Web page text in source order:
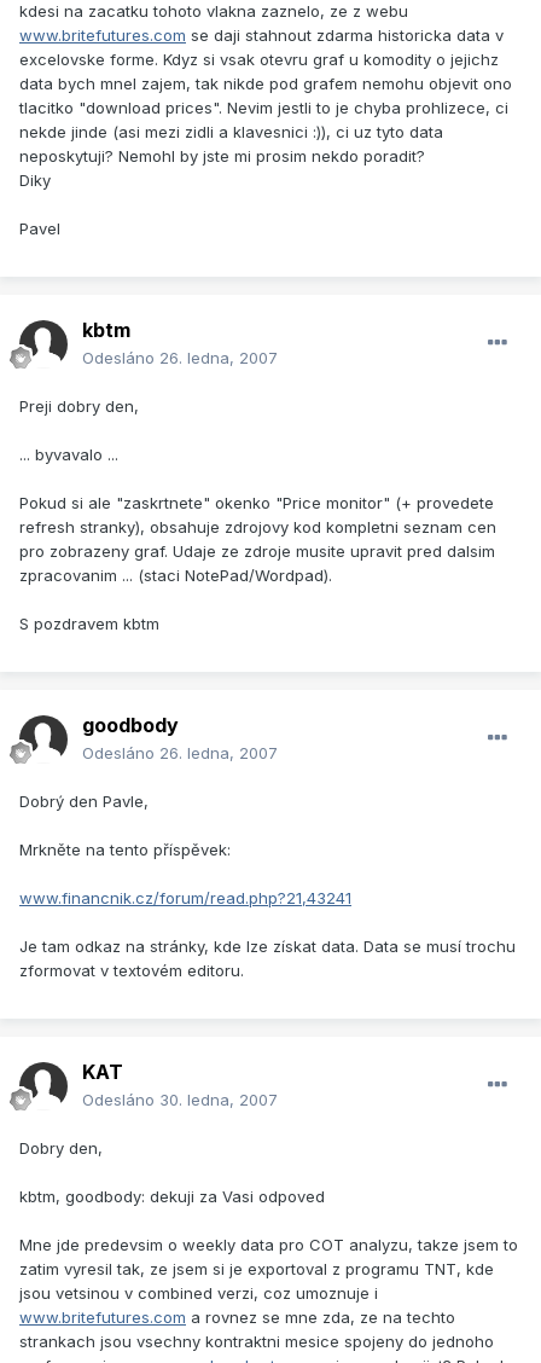
kdesi na zacatku tohoto vlakna zaznelo, ze z webu
www.britefutures.com se daji stahnout zdarma historicka data v
excelovske forme. Kdyz si vsak otevru graf u komodity o jejichz
data bych mnel zajem, tak nikde pod grafem nemohu objevit ono
tlacitko "download prices". Nevim jestli to je chyba prohlizece, ci
nekde jinde (asi mezi zidli a klavesnici :)), ci uz tyto data
neposkytuji? Nemohl by jste mi prosim nekdo poradit?
Diky
Pavel
kbtm
Odesláno 26. ledna, 2007
Preji dobry den,
... byvavalo ...
Pokud si ale "zaskrtnete" okenko "Price monitor" (+ provedete
refresh stranky), obsahuje zdrojovy kod kompletni seznam cen
pro zobrazeny graf. Udaje ze zdroje musite upravit pred dalsim
zpracovanim ... (staci NotePad/Wordpad).
S pozdravem kbtm
goodbody
Odesláno 26. ledna, 2007
Dobrý den Pavle,
Mrkněte na tento příspěvek:
www.financnik.cz/forum/read.php?21,43241
Je tam odkaz na stránky, kde lze získat data. Data se musí trochu
zformovat v textovém editoru.
KAT
Odesláno 30. ledna, 2007
Dobry den,
kbtm, goodbody: dekuji za Vasi odpoved
Mne jde predevsim o weekly data pro COT analyzu, takze jsem to
zatim vyresil tak, ze jsem si je exportoval z programu TNT, kde
jsou vetsinou v combined verzi, coz umoznuje i
www.britefutures.com a rovnez se mne zda, ze na techto
strankach jsou vsechny kontraktni mesice spojeny do jednoho